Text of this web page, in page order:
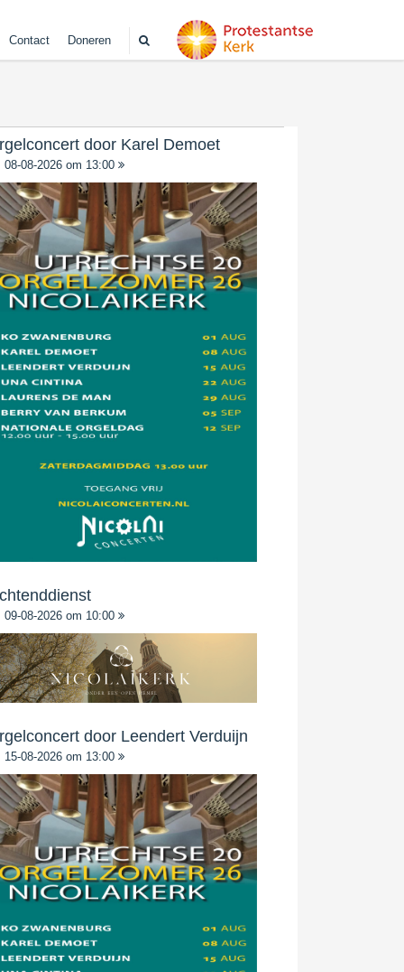
Contact Doneren
door Karel Demoet
08-08-2026 om 13:00
09-08-2026 om 10:00
door Leendert Verduijn
15-08-2026 om 13:00